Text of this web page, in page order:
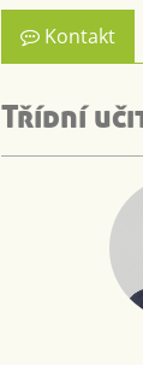
Kontakt
Třídní